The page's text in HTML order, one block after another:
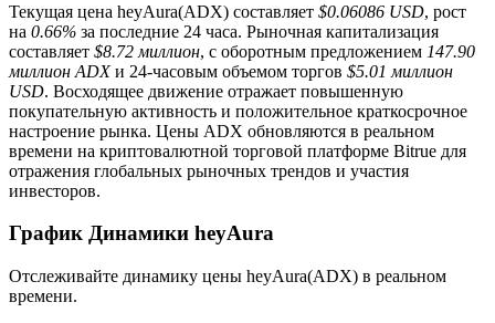
Фьючерсы с использованием USDT в качестве
обеспечения
Криптовалютные фьючерсы
Текущая цена heyAura(ADX) составляет $0.06086 USD, рост
на 0.66% за последние 24 часа. Рыночная капитализация
составляет $8.72 миллион, с оборотным предложением 147.90
миллион ADXи 24-часовым объемом торгов $5.01 миллион
USD. Восходящее движение отражает повышенную
покупательную активность и положительное краткосрочное
настроение рынка. Цены ADX обновляются в реальном
времени на криптовалютной торговой платформе Bitrue для
отражения глобальных рыночных трендов и участия
инвесторов.
График Динамики heyAura
Отслеживайте динамику цены heyAura(ADX) в реальном
времени.